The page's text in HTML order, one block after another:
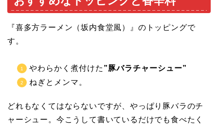
『喜多方ラーメン（坂内食堂風）』のトッピングで
す。
やわらかく煮付けた ”豚バラチャーシュー”
ねぎとメンマ。
どれもなくてはならないですが、やっぱり豚バラのチ
ャーシュー。今こうして書いているだけでも食べたく